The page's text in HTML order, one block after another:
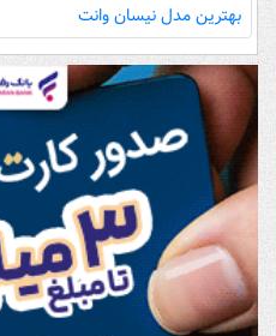
بهترین مدل‌ نیسان وانت